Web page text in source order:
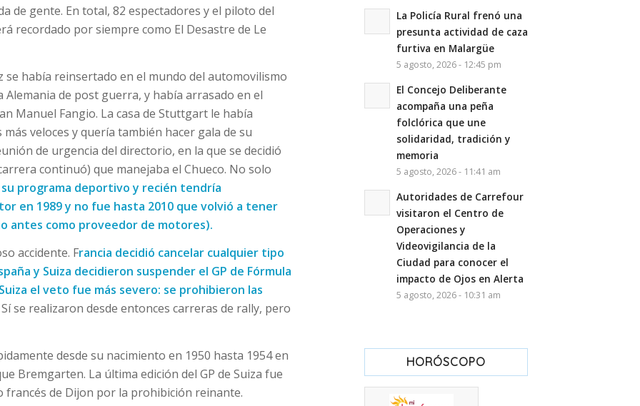
de gente. En total, 82 espectadores y el piloto del
recordado por siempre como El Desastre de Le
se había reinsertado en el mundo del automovilismo
Alemania de post guerra, y había arrasado en el
Manuel Fangio. La casa de Stuttgart le había
veloces y quería también hacer gala de su
de urgencia del directorio, en la que se decidió
continuó) que manejaba el Chueco. No solo
programa deportivo y recién tendría
en 1989 y no fue hasta 2010 que volvió a tener
antes como proveedor de motores).
accidente. Francia decidió cancelar cualquier tipo
y Suiza decidieron suspender el GP de Fórmula
el veto fue más severo: se prohibieron las
Sí se realizaron desde entonces carreras de rally, pero
desde su nacimiento en 1950 hasta 1954 en
Bremgarten. La última edición del GP de Suiza fue
francés de Dijon por la prohibición reinante.
La Policía Rural frenó una
presunta actividad de caza
furtiva en Malargüe
5 agosto, 2026 - 12:45 pm
El Concejo Deliberante
acompaña una peña
folclórica que une
solidaridad, tradición y
memoria
5 agosto, 2026 - 11:41 am
Autoridades de Carrefour
visitaron el Centro de
Operaciones y
Videovigilancia de la
Ciudad para conocer el
impacto de Ojos en Alerta
5 agosto, 2026 - 10:31 am
HORÓSCOPO